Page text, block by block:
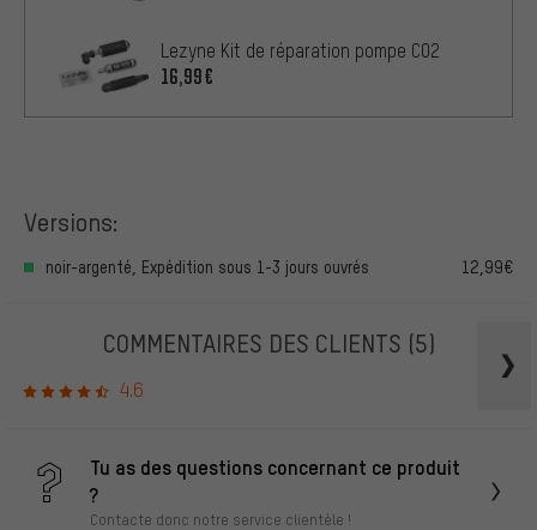
Lezyne Kit de réparation pompe CO2
16,99€
Versions:
noir-argenté, Expédition sous 1-3 jours ouvrés 12,99€
COMMENTAIRES DES CLIENTS (5)
4.6
Tu as des questions concernant ce produit
?
Contacte donc notre service clientèle !